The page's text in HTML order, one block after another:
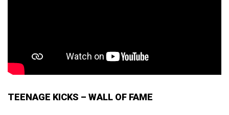
TEENAGE KICKS – WALL OF FAME